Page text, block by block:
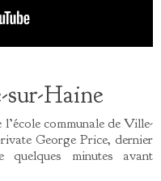
Haine
communale de Ville-
George Price, dernier
quelques minutes avant